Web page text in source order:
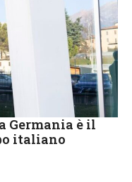
Germania è il
italiano